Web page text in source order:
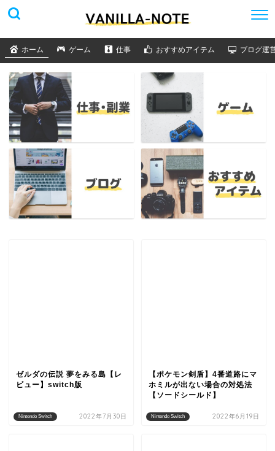
ホーム ゲーム 仕事 おすすめアイテム ブログ運
Nintendo Switch
ゼルダの伝説 夢をみる島【レ
ビュー】switch版
2022年7月30日 Nintendo Switch
【ポケモン剣盾】4番道路にマ
ホミルが出ない場合の対処法
【ソードシールド】
2022年6月19日